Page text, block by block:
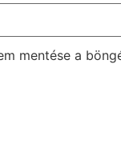
mentése a